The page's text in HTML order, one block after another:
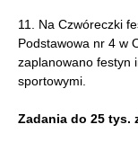
11. Na Czwóreczki
Podstawowa nr 4 w
zaplanowano festyn
sportowymi.
Zadania do 25 tys.